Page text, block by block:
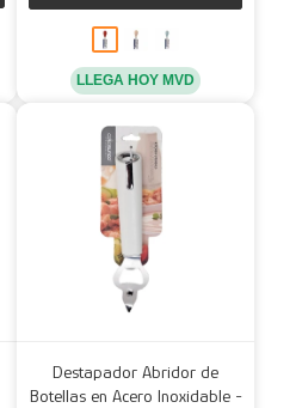
LLEGA HOY MVD
Destapador Abridor de
Botellas en Acero Inoxidable -